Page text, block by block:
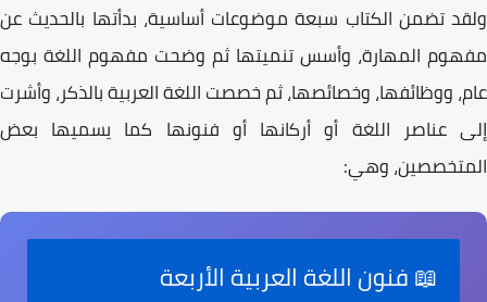
ولقد تضمن الكتاب سبعة موضوعات أساسية، بدأتها بالحديث عن
مفهوم المهارة، وأسس تنميتها ثم وضحت مفهوم اللغة بوجه
عام، ووظائفها، وخصائصها، ثم خصصت اللغة العربية بالذكر، وأشرت
إلى عناصر اللغة أو أركانها أو فنونها كما يسميها بعض
المتخصصين، وهي:
📖 فنون اللغة العربية الأربعة